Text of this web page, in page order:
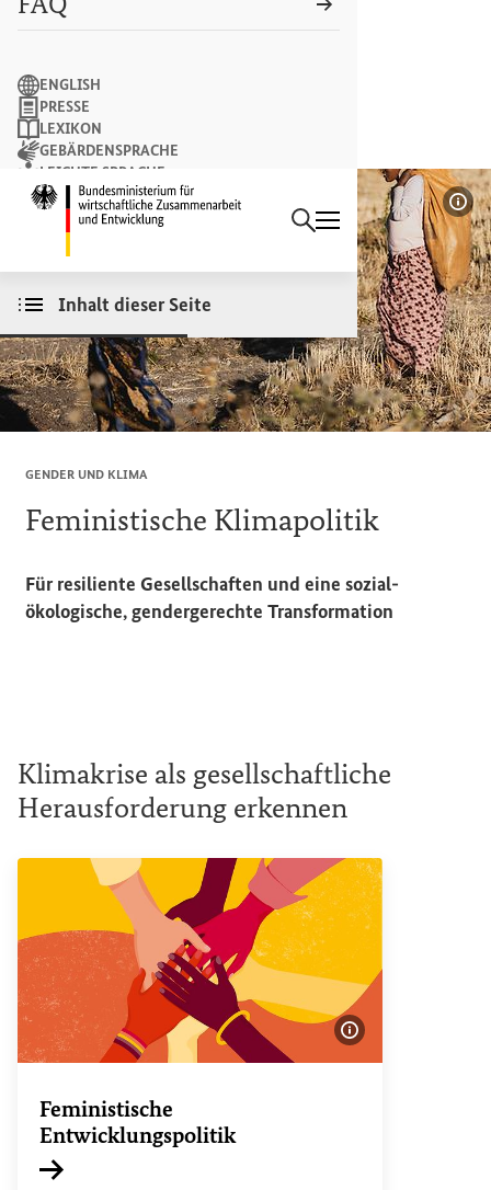
Startseite des
Suchbegriff
Suchen
ENGLISH
PRESSE
LEXIKON
GEBÄRDENSPRACHE
LEICHTE SPRACHE
NEWSLETTER
Inhalt dieser Seite
GENDER UND KLIMA
Feministische Klimapolitik
Für resiliente Gesellschaften und eine sozial-
ökologische, gendergerechte Transformation
Klimakrise als gesellschaftliche
Herausforderung erkennen
Feministische
Entwicklungspolitik